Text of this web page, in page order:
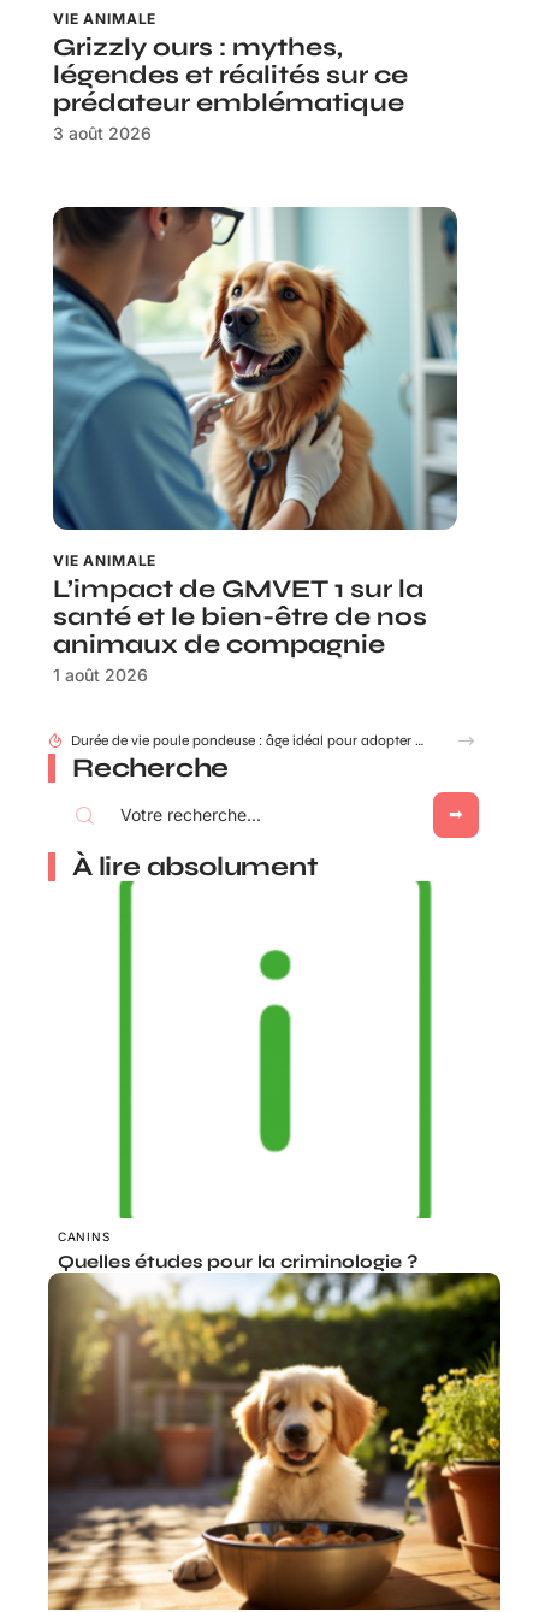
VIE ANIMALE
Grizzly ours : mythes,
légendes et réalités sur ce
prédateur emblématique
3 août 2026
VIE ANIMALE
L’impact de GMVET 1 sur la
santé et le bien-être de nos
animaux de compagnie
1 août 2026
Durée de vie poule pondeuse : âge idéal pour adopter ou renouveler ?
Recherche
À lire absolument
CANINS
Quelles études pour la criminologie ?